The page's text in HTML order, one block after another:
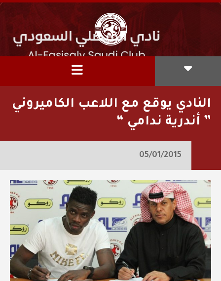
النادي يوقع مع اللاعب الكاميروني
” أندرية ندامي “
05/01/2015